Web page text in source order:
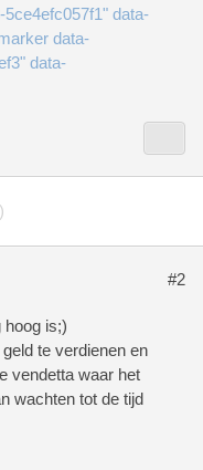
data-
data-
data-
#2
hoog is;)
te verdienen en
vendetta waar het
wachten tot de tijd